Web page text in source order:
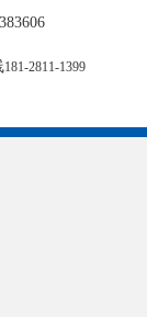
181-2811-1399